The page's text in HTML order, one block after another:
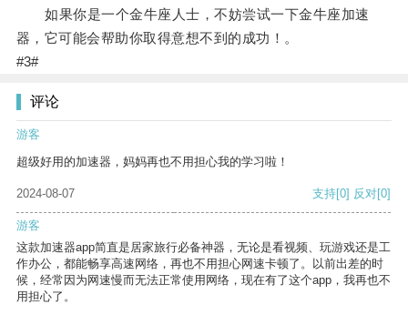
如果你是一个金牛座人士，不妨尝试一下金牛座加速
器，它可能会帮助你取得意想不到的成功！。
#3#
评论
游客
超级好用的加速器，妈妈再也不用担心我的学习啦！
2024-08-07 支持[0] 反对[0]
游客
这款加速器app简直是居家旅行必备神器，无论是看视频、玩游戏还是工
作办公，都能畅享高速网络，再也不用担心网速卡顿了。以前出差的时
候，经常因为网速慢而无法正常使用网络，现在有了这个app，我再也不
用担心了。